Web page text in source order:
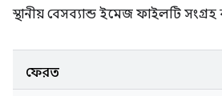
স্থানীয় বেসব্যান্ড ইমেজ ফাইলটি
ফেরত